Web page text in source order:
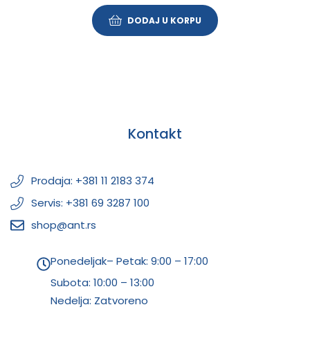
DODAJ U KORPU
Kontakt
Prodaja: +381 11 2183 374
Servis: +381 69 3287 100
shop@ant.rs
Ponedeljak– Petak: 9:00 – 17:00
Subota: 10:00 – 13:00
Nedelja: Zatvoreno